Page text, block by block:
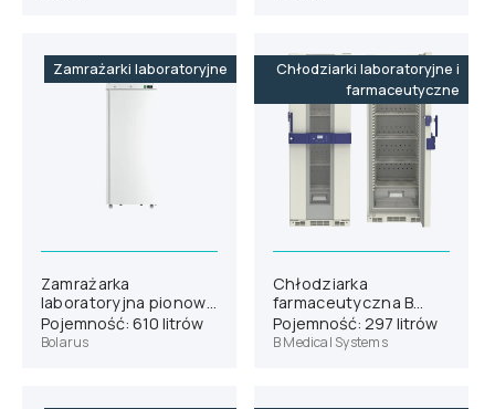
Zamrażarki laboratoryjne
Zamrażarka
laboratoryjna pionowa
Bolarus SLM 700
Pojemność: 610 litrów
Bolarus
Chłodziarki laboratoryjne i
farmaceutyczne
Chłodziarka
farmaceutyczna B
Medical Systems P290
Pojemność: 297 litrów
B Medical Systems